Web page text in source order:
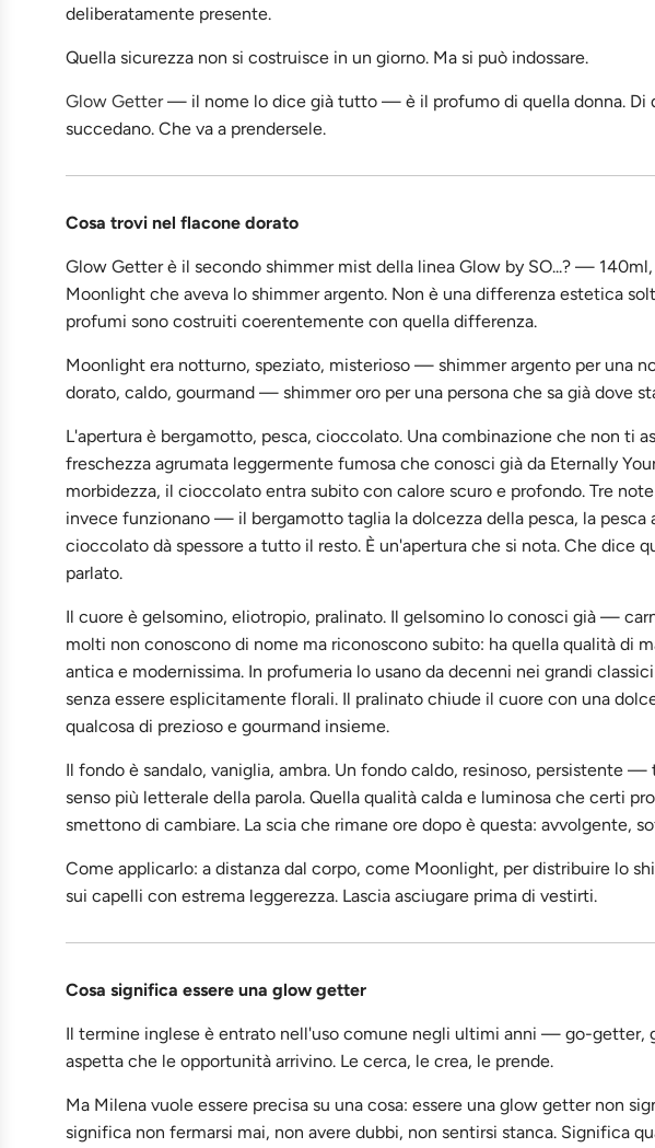
deliberatamente presente.
Quella sicurezza non si costruisce in un giorno. Ma si può indossare.
Glow Getter— il nome lo dice già tutto — è il profumo di quella donna. Di
succedano. Che va a prendersele.
Cosa trovi nel flacone dorato
Glow Getter è il secondo shimmer mist della linea Glow by SO...? —
Moonlight che aveva lo shimmer argento. Non è una differenza estetica
profumi sono costruiti coerentemente con quella differenza.
Moonlight era notturno, speziato, misterioso — shimmer argento per una
dorato, caldo, gourmand — shimmer oro per una persona che sa già dove
L'apertura è bergamotto, pesca, cioccolato. Una combinazione che non
freschezza agrumata leggermente fumosa che conosci già da Eternally
morbidezza, il cioccolato entra subito con calore scuro e profondo. Tre
invece funzionano — il bergamotto taglia la dolcezza della pesca, la
cioccolato dà spessore a tutto il resto. È un'apertura che si nota. Che dice
parlato.
Il cuore è gelsomino, eliotropio, pralinato. Il gelsomino lo conosci già —
molti non conoscono di nome ma riconoscono subito: ha quella qualità di
antica e modernissima. In profumeria lo usano da decenni nei grandi
senza essere esplicitamente florali. Il pralinato chiude il cuore con una
qualcosa di prezioso e gourmand insieme.
Il fondo è sandalo, vaniglia, ambra. Un fondo caldo, resinoso, persistente
senso più letterale della parola. Quella qualità calda e luminosa che certi
smettono di cambiare. La scia che rimane ore dopo è questa: avvolgente,
Come applicarlo: a distanza dal corpo, come Moonlight, per distribuire lo
sui capelli con estrema leggerezza. Lascia asciugare prima di vestirti.
Cosa significa essere una glow getter
Il termine inglese è entrato nell'uso comune negli ultimi anni — go-getter,
aspetta che le opportunità arrivino. Le cerca, le crea, le prende.
Ma Milena vuole essere precisa su una cosa: essere una glow getter non
significa non fermarsi mai, non avere dubbi, non sentirsi stanca. Significa